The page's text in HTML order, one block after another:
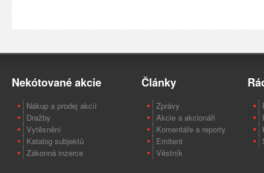
Nekótované akcie
Nákup a prodej akcíi
Dražby
Vytěsnění
Katalog subjektů
Zákonná inzerce
Články
Zprávy
Akcie a akcionáři
Komentáře a reporty
Emitent
Věstník